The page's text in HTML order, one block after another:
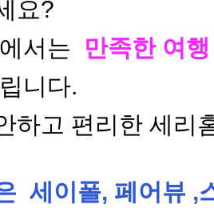
요?
서는 만족한 여
니다.
하고 편리한 세리
세이폴, 페어뷰 ,